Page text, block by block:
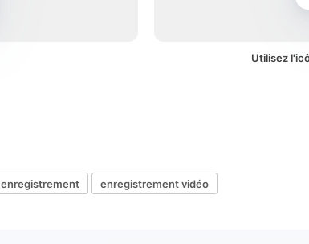
Utilisez
enregistrement enregistrement vidéo